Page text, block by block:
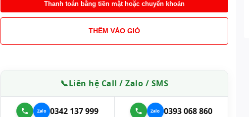
Thanh toán bằng tiền mặt hoặc chuyển khoản
THÊM VÀO GIỎ
📞Liên hệ Call / Zalo / SMS
0342 137 999 0393 068 860